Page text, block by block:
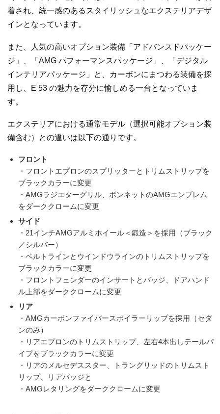
着され、統一感のあるスタイリッシュなエクステリアデザ
インとなっています。
また、人気の高いオプション装備「アドバンスドパッケー
ジ」、「AMG パフォーマンスパッケージ」、「デジタル
インテリアパッケージ」と、カーボンにまつわる装備を採
用し、E 53 の魅力を存分に愉しめる一台となっていま
す。
エクステリアにおける通常モデル（選択可能オプション装
備含む）との違いは以下の通りです。
フロント
・フロントエプロンのスプリッターとトリムストリップを
ブラックカラーに変更
・AMGラジエターグリル、ボンネットのAMGエンブレム
をダーククロームに変更
サイド
・21インチAMGアルミホイール＜鍛造＞を採用（ブラック
／シルバー）
・ベルトラインとウインドウラインのトリムストリップを
ブラックカラーに変更
・フロントフェンダーのインサートとバッジ、ドアハンド
ル上部をダーククロームに変更
リア
・AMGカーボンファイバースポイラーリップを採用（セダ
ンのみ）
・リアエプロンのトリムストリップ、左右4本出しテールパ
イプをブラックカラーに変更
・リアのメルセデススター、トラングリッドのトリムスト
リップ、リアバッジと
・AMGレタリングをダーククロームに変更